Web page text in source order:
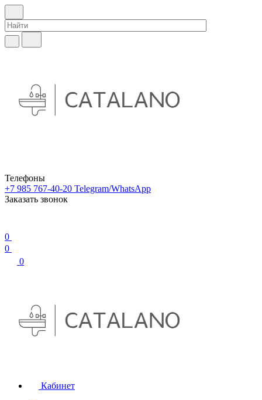
Телефоны
+7 985 767-40-20 Telegram/WhatsApp
Заказать звонок
0
0
0
Кабинет